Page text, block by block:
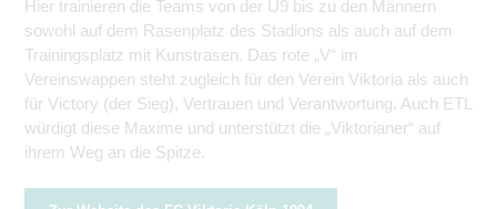
Hier trainieren die Teams von der U9 bis zu den Männern
sowohl auf dem Rasenplatz des Stadions als auch auf dem
Trainingsplatz mit Kunstrasen. Das rote „V“ im
Vereinswappen steht zugleich für den Verein Viktoria als auch
für Victory (der Sieg), Vertrauen und Verantwortung. Auch ETL
würdigt diese Maxime und unterstützt die „Viktorianer“ auf
ihrem Weg an die Spitze.